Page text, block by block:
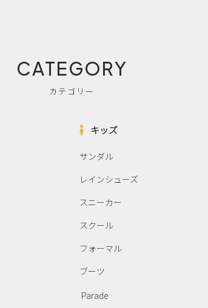
CATEGORY
カテゴリー
キッズ
サンダル
レインシューズ
スニーカー
スクール
フォーマル
ブーツ
Parade